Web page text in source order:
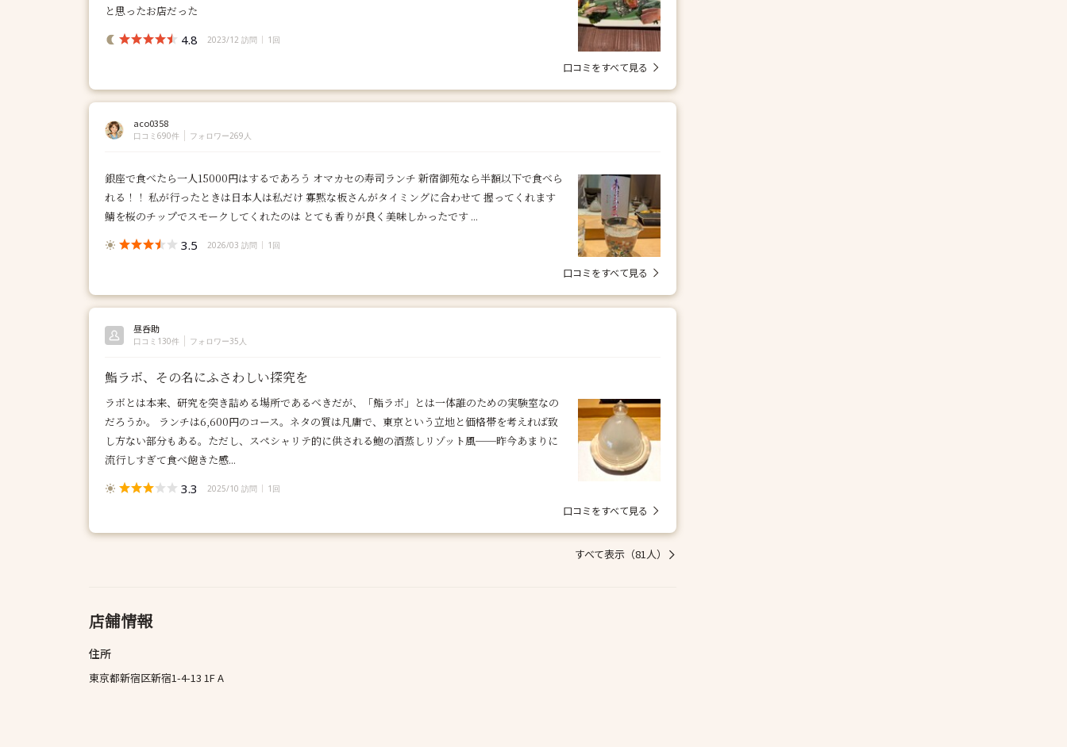
と思ったお店だった
4.8 2023/12 訪問 1回
口コミをすべて見る
aco0358
口コミ690件 フォロワー269人
銀座で食べたら一人15000円はするであろう オマカセの寿司ランチ 新宿御苑なら半額以下で食べら
れる！！ 私が行ったときは日本人は私だけ 寡黙な板さんがタイミングに合わせて 握ってくれます
鯖を桜のチップでスモークしてくれたのは とても香りが良く美味しかったです ...
3.5 2026/03 訪問 1回
口コミをすべて見る
昼呑助
口コミ130件 フォロワー35人
鮨ラボ、その名にふさわしい探究を
ラボとは本来、研究を突き詰める場所であるべきだが、「鮨ラボ」とは一体誰のための実験室なの
だろうか。 ランチは6,600円のコース。ネタの質は凡庸で、東京という立地と価格帯を考えれば致
し方ない部分もある。ただし、スペシャリテ的に供される鮑の酒蒸しリゾット風──昨今あまりに
流行しすぎて食べ飽きた感...
3.3 2025/10 訪問 1回
口コミをすべて見る
すべて表示（81人）
店舗情報
住所
東京都新宿区新宿1-4-13 1F A